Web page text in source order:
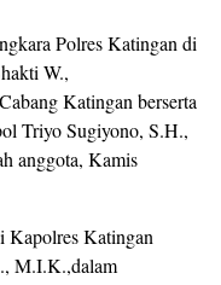
Polres Katingan di
W.,
Katingan berserta
Triyo Sugiyono, S.H.,
anggota, Kamis
Kapolres Katingan
M.I.K.,dalam